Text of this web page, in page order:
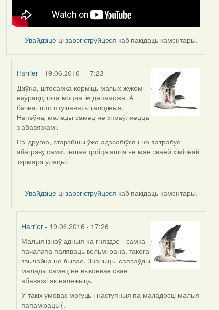
Увайдзіце цізарэгіструйцеся каб пакідаць каментары.
Harrier - 19.06.2016 - 17:23
In
reply
to
by
Feather
Дзіўна, штосамка корміць малых жуком -
наўрацці гэта моцна ім дапаможа. А
бачна, што птушаняты галодныя.
Напэўна, малады самец не спраўляецца
з абавязкамі.
Па-другое, старэйшы ўжо адасобіўся і не патрабуе
абагрэву самкі, іншая троіца яшчэ не мае сваёй хімічнай
тэрмарэгуляцыі.
Увайдзіце цізарэгіструйцеся каб пакідаць каментары.
Harrier - 19.06.2016 - 17:26
In
reply
to
by
Harrier
Малыя ізноў адныя на гняздзе - самка
пачалапа паляваць вельмі рана, такога
звычайна не бывае. Значыць, сапраўды
малады самец не выконвае свае
абавязкі як належыць.
У такіх умовах могуць і наступныя па маладосці малыя
папаміраць (.